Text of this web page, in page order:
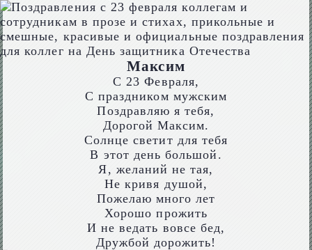
Максим
С 23 Февраля,
С праздником мужским
Поздравляю я тебя,
Дорогой Максим.
Солнце светит для тебя
В этот день большой.
Я, желаний не тая,
Не кривя душой,
Пожелаю много лет
Хорошо прожить
И не ведать вовсе бед,
Дружбой дорожить!